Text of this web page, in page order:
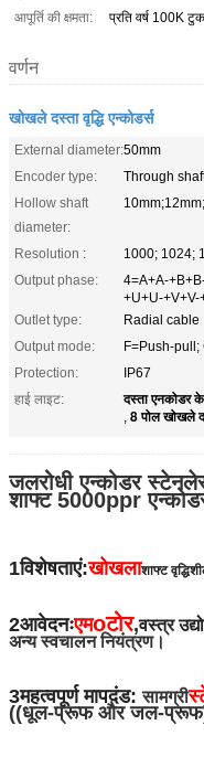
आपूर्ति की क्षमता:
प्रति वर्ष 100K
वर्णन
खोखले दस्ता वृद्धि एन्कोडर्स
External diameter:50mm
Encoder type:
Through
Hollow shaft
diameter:
Resolution :
1000; 1024;
Output phase:
4=A+A-
+U+U-+V+V-
Outlet type:
Radial cable
Output mode:
F=Push-pull;
Protection:
IP67
हाई लाइट:
दस्ता एनकोडर
, 8 पोल खोखले
जलरोधी एन्कोडर
शाफ्ट 5000ppr
1विशेषताएं:खोखलाशाफ्ट
2आवेदनःएमoटोर,वस्त्र
अन्य स्वचालन नियंत्रण।
3महत्वपूर्ण मापदंड: सामग्री
((धूल-प्रूफ और जल-